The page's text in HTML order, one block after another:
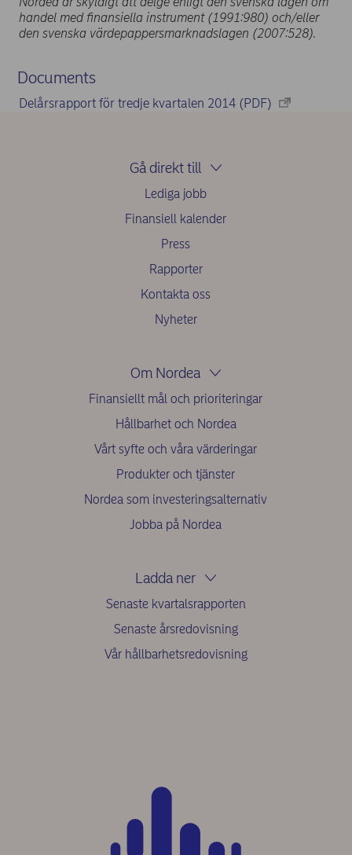
handel med finansiella instrument (1991:980) och/eller
den svenska värdepappersmarknadslagen (2007:528).
Documents
Delårsrapport för tredje kvartalen 2014 (PDF)
Gå direkt till
Lediga jobb
Finansiell kalender
Press
Rapporter
Kontakta oss
Nyheter
Om Nordea
Finansiellt mål och prioriteringar
Hållbarhet och Nordea
Vårt syfte och våra värderingar
Produkter och tjänster
Nordea som investeringsalternativ
Jobba på Nordea
Ladda ner
Senaste kvartalsrapporten
Senaste årsredovisning
Vår hållbarhetsredovisning